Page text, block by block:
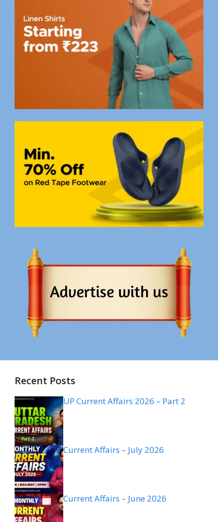
Recent Posts
UP Current Affairs 2026 – Part 2
Current Affairs – July 2026
Current Affairs – June 2026